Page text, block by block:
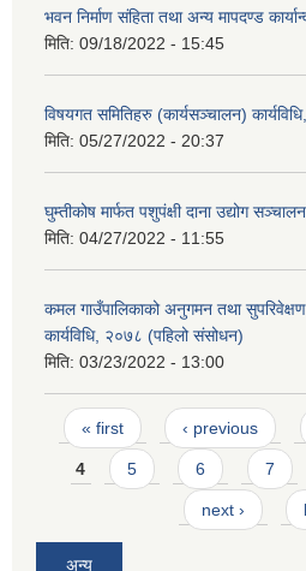
भवन निर्माण संहिता तथा अन्य मापदण्ड
मिति: 09/18/2022 - 15:45
विषयगत समितिहरु (कार्यसञ्चालन)
मिति: 05/27/2022 - 20:37
घुम्तीकोष मार्फत पशुपंक्षी दाना उद्योग
मिति: 04/27/2022 - 11:55
कमल गाउँपालिकाको अनुगमन तथा
कार्यविधि, २०७८ (पहिलो संसोधन)
मिति: 03/23/2022 - 13:00
Pages
« first ‹ previous
4 5 6 7
next ›
अन्य